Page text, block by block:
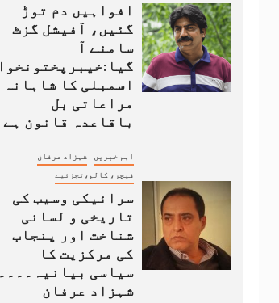
افواہیں دم توڑ
گئیں، آفیشل گزٹ
سامنے آ
گیا:خیبرپختونخوا
اسمبلی کا شاہانہ
مراعاتی بل
باقاعدہ قانون ہے
اہم خبریں شہزاد عرفان
فیچر، کالم،تجزئیے
سرائیکی وسیب کی
تاریخی و لسانی
شناخت اور پنجاب
کی مرکزیت کا
سیاسی بیانیہ۔۔۔۔
شہزاد عرفان